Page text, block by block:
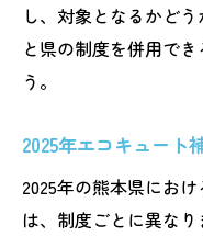
し、対象となるかど
と県の制度を併用で
う。
2025年エコキュート
2025年の熊本県にお
は、制度ごとに異な